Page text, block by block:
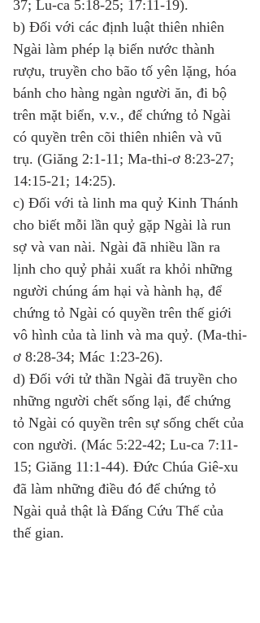
37; Lu-ca 5:18-25; 17:11-19).
b) Đối với các định luật thiên nhiên
Ngài làm phép lạ biến nước thành
rượu, truyền cho bão tố yên lặng, hóa
bánh cho hàng ngàn người ăn, đi bộ
trên mặt biển, v.v., để chứng tỏ Ngài
có quyền trên cõi thiên nhiên và vũ
trụ. (Giăng 2:1-11; Ma-thi-ơ 8:23-27;
14:15-21; 14:25).
c) Đối với tà linh ma quỷ Kinh Thánh
cho biết mỗi lần quỷ gặp Ngài là run
sợ và van nài. Ngài đã nhiều lần ra
lịnh cho quỷ phải xuất ra khỏi những
người chúng ám hại và hành hạ, để
chứng tỏ Ngài có quyền trên thế giới
vô hình của tà linh và ma quỷ. (Ma-thi-
ơ 8:28-34; Mác 1:23-26).
d) Đối với tử thần Ngài đã truyền cho
những người chết sống lại, để chứng
tỏ Ngài có quyền trên sự sống chết của
con người. (Mác 5:22-42; Lu-ca 7:11-
15; Giăng 11:1-44). Đức Chúa Giê-xu
đã làm những điều đó để chứng tỏ
Ngài quả thật là Đấng Cứu Thế của
thế gian.